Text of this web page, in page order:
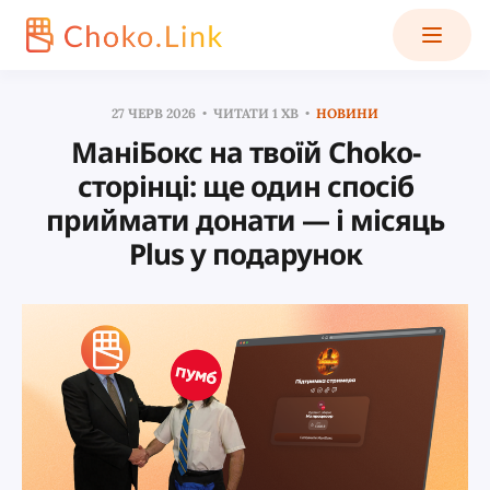
27 ЧЕРВ 2026 ЧИТАТИ 1 ХВ НОВИНИ
МаніБокс на твоїй Choko-
сторінці: ще один спосіб
приймати донати — і місяць
Plus у подарунок